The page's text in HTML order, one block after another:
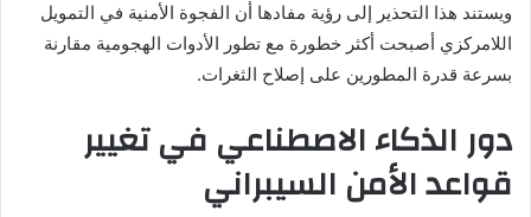
ويستند هذا التحذير إلى رؤية مفادها أن الفجوة الأمنية في التمويل
اللامركزي أصبحت أكثر خطورة مع تطور الأدوات الهجومية مقارنة
بسرعة قدرة المطورين على إصلاح الثغرات.
دور الذكاء الاصطناعي في تغيير
قواعد الأمن السيبراني